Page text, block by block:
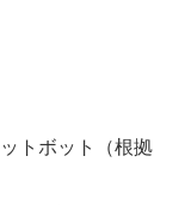
トボット（根拠